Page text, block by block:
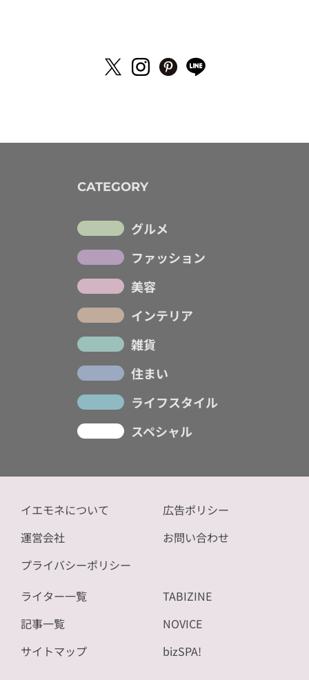
CATEGORY
グルメ
ファッション
美容
インテリア
雑貨
住まい
ライフスタイル
スペシャル
イエモネについて
運営会社
プライバシーポリシー
広告ポリシー
お問い合わせ
ライター一覧
記事一覧
サイトマップ
TABIZINE
NOVICE
bizSPA!